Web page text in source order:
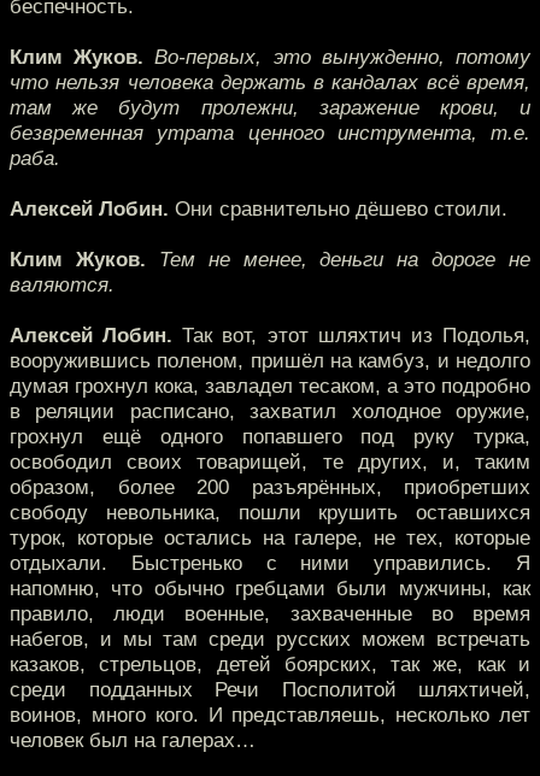
беспечность.
Клим Жуков. Во-первых, это вынужденно, потому
что нельзя человека держать в кандалах всё время,
там же будут пролежни, заражение крови, и
безвременная утрата ценного инструмента, т.е.
раба.
Алексей Лобин. Они сравнительно дёшево стоили.
Клим Жуков. Тем не менее, деньги на дороге не
валяются.
Алексей Лобин. Так вот, этот шляхтич из Подолья,
вооружившись поленом, пришёл на камбуз, и недолго
думая грохнул кока, завладел тесаком, а это подробно
в реляции расписано, захватил холодное оружие,
грохнул ещё одного попавшего под руку турка,
освободил своих товарищей, те других, и, таким
образом, более 200 разъярённых, приобретших
свободу невольника, пошли крушить оставшихся
турок, которые остались на галере, не тех, которые
отдыхали. Быстренько с ними управились. Я
напомню, что обычно гребцами были мужчины, как
правило, люди военные, захваченные во время
набегов, и мы там среди русских можем встречать
казаков, стрельцов, детей боярских, так же, как и
среди подданных Речи Посполитой шляхтичей,
воинов, много кого. И представляешь, несколько лет
человек был на галерах…